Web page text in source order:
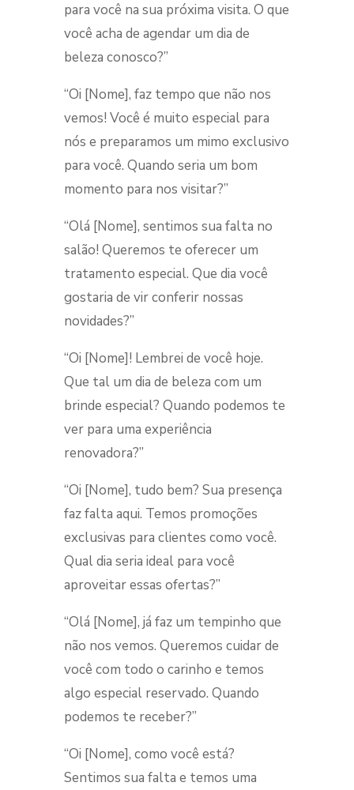
para você na sua próxima visita. O que
você acha de agendar um dia de
beleza conosco?”
“Oi [Nome], faz tempo que não nos
vemos! Você é muito especial para
nós e preparamos um mimo exclusivo
para você. Quando seria um bom
momento para nos visitar?”
“Olá [Nome], sentimos sua falta no
salão! Queremos te oferecer um
tratamento especial. Que dia você
gostaria de vir conferir nossas
novidades?”
“Oi [Nome]! Lembrei de você hoje.
Que tal um dia de beleza com um
brinde especial? Quando podemos te
ver para uma experiência
renovadora?”
“Oi [Nome], tudo bem? Sua presença
faz falta aqui. Temos promoções
exclusivas para clientes como você.
Qual dia seria ideal para você
aproveitar essas ofertas?”
“Olá [Nome], já faz um tempinho que
não nos vemos. Queremos cuidar de
você com todo o carinho e temos
algo especial reservado. Quando
podemos te receber?”
“Oi [Nome], como você está?
Sentimos sua falta e temos uma